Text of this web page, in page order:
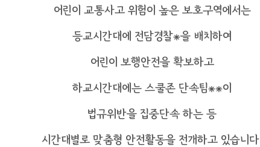
어린이 교통사고 위험이 높은 보호구역에서는
등교시간대에 전담경찰⁕을 배치하여
어린이 보행안전을 확보하고
하교시간대에는 스쿨존 단속팀⁕⁕이
법규위반을 집중단속 하는 등
시간대별로 맞춤형 안전활동을 전개하고 있습니다.